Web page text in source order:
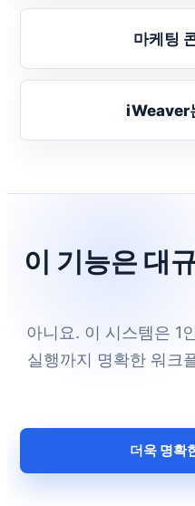
마케팅
iWeaver
이 기능은 대
아니요. 이 시스템은 1
실행까지 명확한 워크
더욱 명확